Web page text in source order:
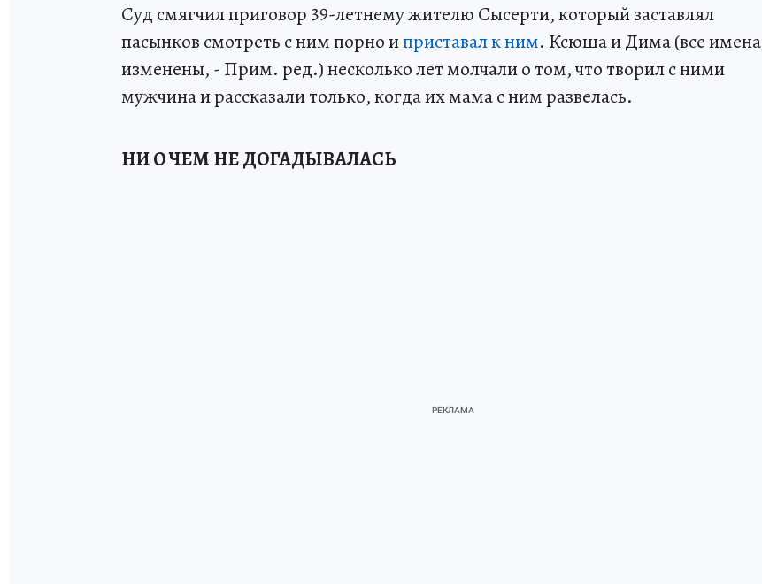
Суд смягчил приговор 39-летнему жителю Сысерти, который заставлял
пасынков смотреть с ним порно иприставал к ним. Ксюша и Дима (все имена
изменены, - Прим. ред.) несколько лет молчали о том, что творил с ними
мужчина и рассказали только, когда их мама с ним развелась.
НИ О ЧЕМ НЕ ДОГАДЫВАЛАСЬ